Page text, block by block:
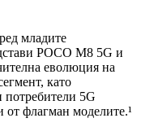
младите
POCO M8 5G и
еволюция на
като
потребители 5G
от флагман моделите.¹